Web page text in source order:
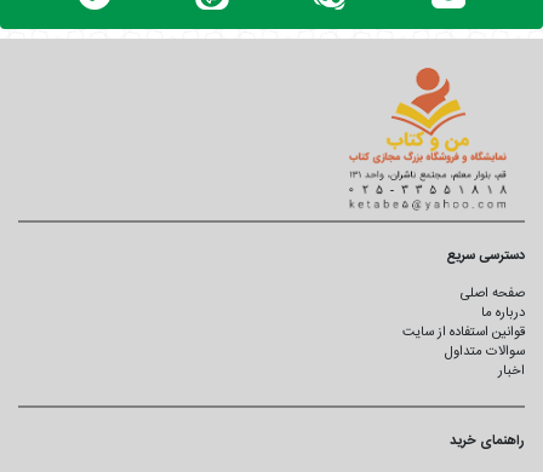
دسترسی سریع
صفحه اصلی
درباره ما
قوانین استفاده از سایت
سوالات متداول
اخبار
راهنمای خرید